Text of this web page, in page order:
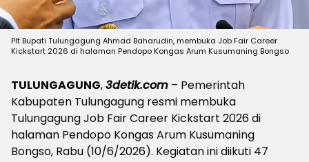
Plt Bupati Tulungagung Ahmad Baharudin, membuka Job Fair Career
Kickstart 2026 di halaman Pendopo Kongas Arum Kusumaning Bongso
TULUNGAGUNG,3detik.com – Pemerintah
Kabupaten Tulungagung resmi membuka
Tulungagung Job Fair Career Kickstart 2026 di
halaman Pendopo Kongas Arum Kusumaning
Bongso, Rabu (10/6/2026). Kegiatan ini diikuti 47